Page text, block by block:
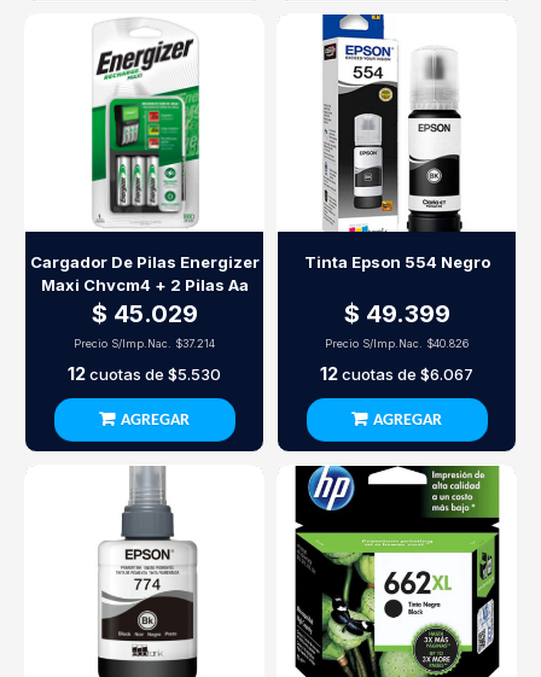
Cargador De Pilas Energizer
Maxi Chvcm4 + 2 Pilas Aa
$ 45.029
Precio S/Imp.Nac. $37.214
12cuotas de $5.530
AGREGAR
Tinta Epson 554 Negro
$ 49.399
Precio S/Imp.Nac. $40.826
12cuotas de $6.067
AGREGAR